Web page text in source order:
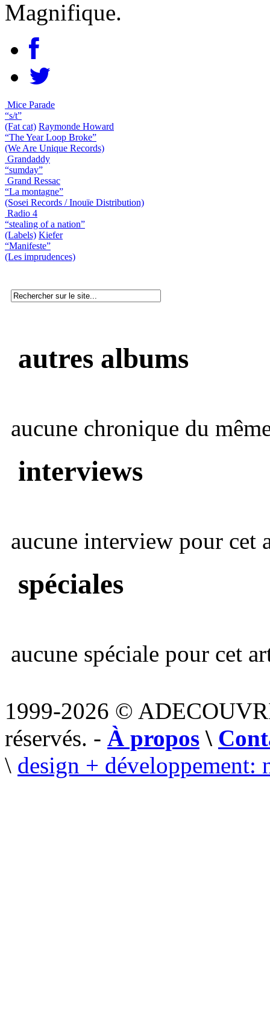
Magnifique.
Mice Parade
“s/t”
(Fat cat) Raymonde Howard
“The Year Loop Broke”
(We Are Unique Records)
Grandaddy
“sumday”
Grand Ressac
“La montagne”
(Sosei Records / Inouïe Distribution)
Radio 4
“stealing of a nation”
(Labels) Kiefer
“Manifeste”
(Les imprudences)
autres albums
aucune chronique du
interviews
aucune interview pour cet
spéciales
aucune spéciale pour cet
1999-2026 ©
réservés. - À propos \
\ design + développement: